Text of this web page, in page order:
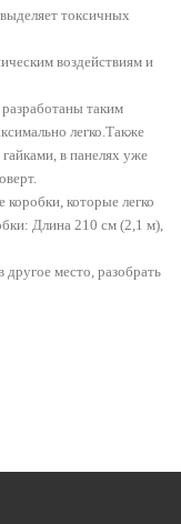
токсичных
воздействиям и
таким
легко.Также
в панелях уже
которые легко
Длина 210 см (2,1 м),
другое место, разобрать